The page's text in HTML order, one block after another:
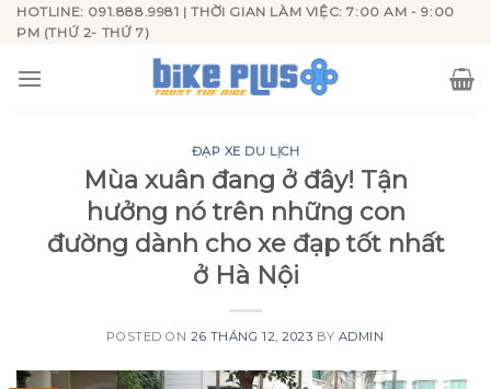
Skip
content
HOTLINE: 091.888.9981 | THỜI GIAN LÀM VIỆC: 7:00 AM - 9:00
PM (THỨ 2- THỨ 7)
ĐẠP XE DU LỊCH
Mùa xuân đang ở đây! Tận
hưởng nó trên những con
đường dành cho xe đạp tốt nhất
ở Hà Nội
POSTED ON 26 THÁNG 12, 2023 BY ADMIN